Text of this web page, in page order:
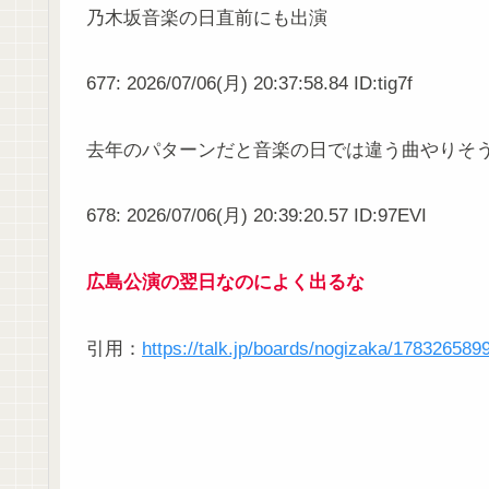
乃木坂音楽の日直前にも出演
677: 2026/07/06(月) 20:37:58.84 ID:tig7f
去年のパターンだと音楽の日では違う曲やりそ
678: 2026/07/06(月) 20:39:20.57 ID:97EVI
広島公演の翌日なのによく出るな
引用： https://talk.jp/boards/nogizaka/